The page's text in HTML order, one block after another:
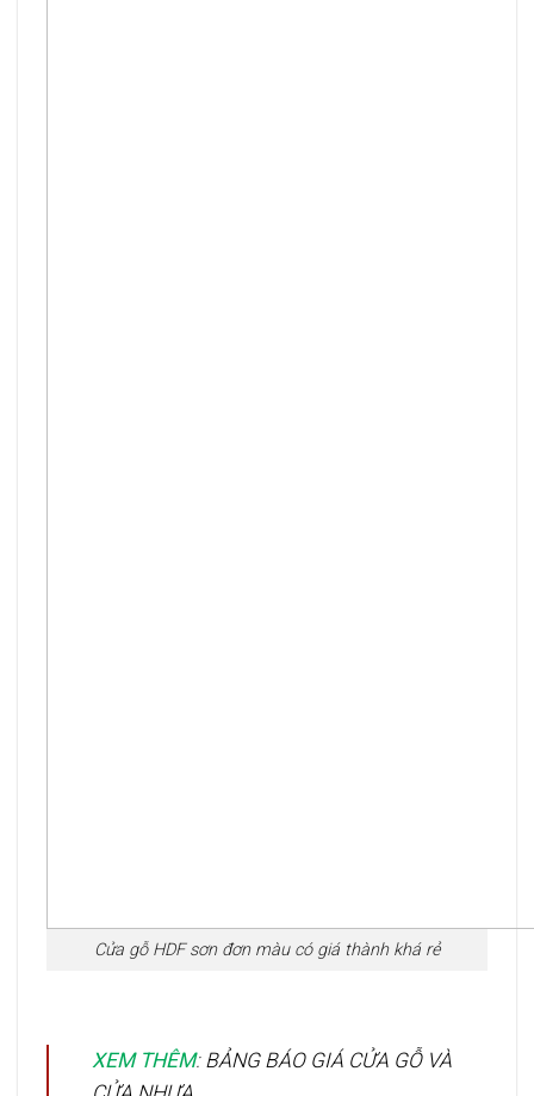
Cửa gỗ HDF sơn đơn màu có giá thành khá rẻ
XEM THÊM: BẢNG BÁO GIÁ CỬA GỖ VÀ